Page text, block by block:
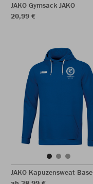
JAKO Gymsack JAKO
20,99 €
JAKO Kapuzensweat Base